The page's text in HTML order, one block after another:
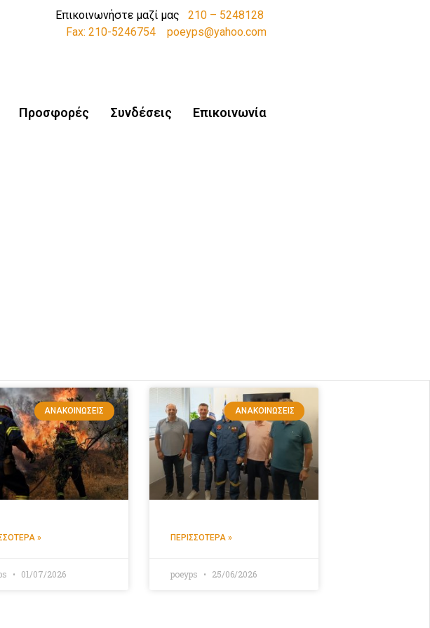
Επικοινωνήστε μαζί μας 210 – 5248128
Fax: 210-5246754
poeyps@yahoo.com
Προσφορές Συνδέσεις Επικοινωνία
ΑΝΑΚΟΙΝΏΣΕΙΣ
»
01/07/2026
ΑΝΑΚΟΙΝΏΣΕΙΣ
ΠΕΡΙΣΣΌΤΕΡΑ »
poeyps 25/06/2026